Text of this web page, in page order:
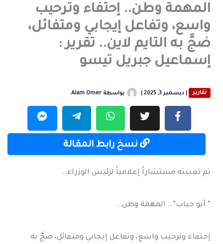
المهمة وطن.. إحتفاء وترحيب
واسع، وتفاعل إيجابي ومتفائل،
ضجَّ به التايم لاين.. تقرير :
إسماعيل جبريل تيسو
تقارير |ديسمبر 3, 2025 بواسطة Alam Omer
نسخ رابط المقالة
تم تعيينه مستشاراً إعلامياً لرئيس الوزراء..
” أبو حباب”.. المهمة وطن..
إحتفاء وترحيب واسع، وتفاعل إيجابي ومتفائل، ضجَّ به